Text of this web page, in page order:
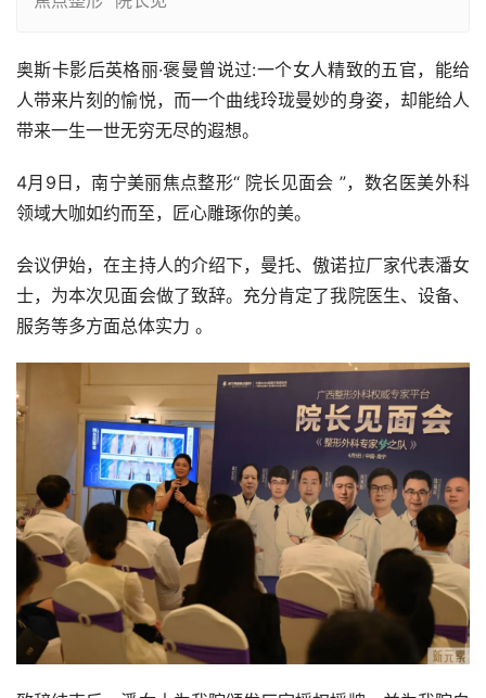
奥斯卡影后英格丽·褒曼曾说过:一个女人精致的五官，能给
人带来片刻的愉悦，而一个曲线玲珑曼妙的身姿，却能给人
带来一生一世无穷无尽的遐想。
4月9日，南宁美丽焦点整形“ 院长见面会 ”，数名医美外科
领域大咖如约而至，匠心雕琢你的美。
会议伊始，在主持人的介绍下，曼托、傲诺拉厂家代表潘女
士，为本次见面会做了致辞。充分肯定了我院医生、设备、
服务等多方面总体实力 。